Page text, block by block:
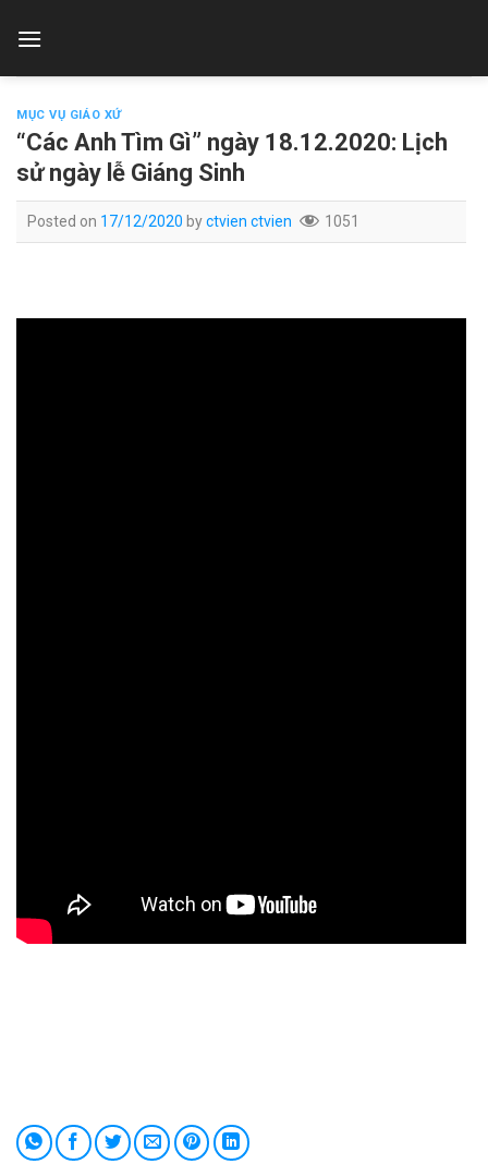
MỤC VỤ GIÁO XỨ
“Các Anh Tìm Gì” ngày 18.12.2020: Lịch
sử ngày lễ Giáng Sinh
Posted on 17/12/2020 byctvien ctvien 1051